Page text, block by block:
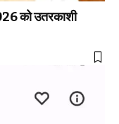
को उतरकाशी